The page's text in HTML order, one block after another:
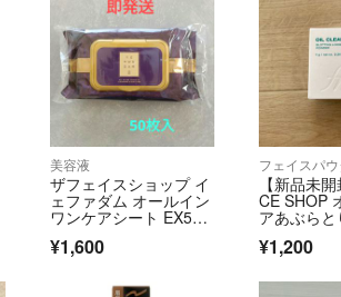
美容液
ザフェイスショップ イ
ェファダム オールイン
ワンケアシート EX50
枚入
¥1,600
フェイスパ
【新品未
CE SHOP
アあぶら
¥1,200